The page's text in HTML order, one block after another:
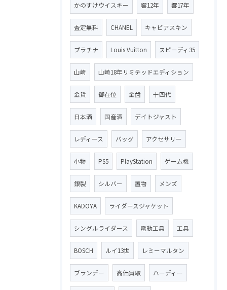
かのすけウイスキー 響12年 響17年
査定無料 CHANEL キャビアスキン
プラチナ Louis Vuitton スピーディ35
山崎 山崎18年リミテッドエディション
金貨 御在位 金歯 十四代
日本酒 国産酒 デイトジャスト
レディース バッグ アクセサリー
小物 PS5 PlayStation ゲーム機
銀製 シルバー 置物 メンズ
KADOYA ライダースジャケット
シングルライダース 電動工具 工具
BOSCH ルイ13世 レミーマルタン
ブランデー 高価買取 ハーディー